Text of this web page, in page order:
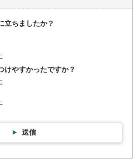
立ちましたか？
けやすかったですか？
送信